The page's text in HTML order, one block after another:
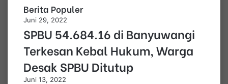
Berita Populer
Juni 29, 2022
SPBU 54.684.16 di Banyuwangi
Terkesan Kebal Hukum, Warga
Desak SPBU Ditutup
Juni 13, 2022